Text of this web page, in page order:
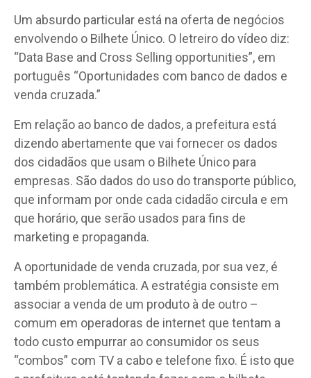
Um absurdo particular está na oferta de negócios
envolvendo o Bilhete Único. O letreiro do vídeo diz:
“Data Base and Cross Selling opportunities”, em
português “Oportunidades com banco de dados e
venda cruzada.”
Em relação ao banco de dados, a prefeitura está
dizendo abertamente que vai fornecer os dados
dos cidadãos que usam o Bilhete Único para
empresas. São dados do uso do transporte público,
que informam por onde cada cidadão circula e em
que horário, que serão usados para fins de
marketing e propaganda.
A oportunidade de venda cruzada, por sua vez, é
também problemática. A estratégia consiste em
associar a venda de um produto à de outro –
comum em operadoras de internet que tentam a
todo custo empurrar ao consumidor os seus
“combos” com TV a cabo e telefone fixo. É isto que